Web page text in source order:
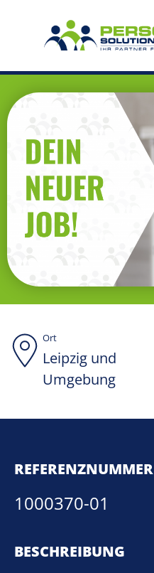
Ort
Leipzig und
Umgebung
REFERENZNUMMER
1000370-01
BESCHREIBUNG